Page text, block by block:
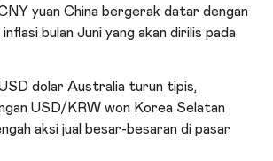
yuan China bergerak datar dengan
bulan Juni yang akan dirilis pada
dolar Australia turun tipis,
USD/KRW won Korea Selatan
aksi jual besar-besaran di pasar